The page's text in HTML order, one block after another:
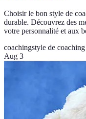
Choisir le bon style de
durable. Découvrez des
votre personnalité et aux
coachingstyle de coaching
Aug 3